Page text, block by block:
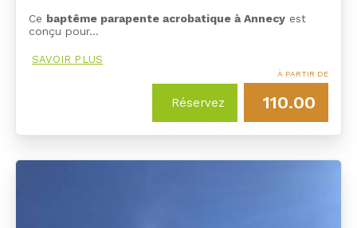
Ce baptême parapente acrobatique à Annecy est
conçu pour…
SAVOIR PLUS
Réservez
À PARTIR DE
110.00